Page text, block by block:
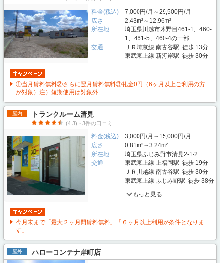
料金(税込)
7,000円/月～29,500円/月
広さ
2.43m²～12.96m²
所在地
埼玉県川越市木野目461-1、460-
1、461-5、460-4の一部
交通
ＪＲ埼京線 南古谷駅 徒歩 13分
東武東上線 新河岸駅 徒歩 30分
①当月賃料無料②さらに翌月賃料無料③礼金0円（6ヶ月以上ご利用の方
が対象）注）短期使用は対象外
屋内 トランクルーム清見
(4.3)・3件の口コミ
料金(税込)
3,000円/月～15,000円/月
広さ
0.81m²～3.24m²
所在地
埼玉県ふじみ野市清見2-1-2
交通
東武東上線 上福岡駅 徒歩 19分
ＪＲ川越線 南古谷駅 徒歩 30分
東武東上線 ふじみ野駅 徒歩 38分
もっと見る
今月末まで「最大２ヶ月間賃料無料」「６ヶ月以上利用が条件となりま
す」
屋外 ハローコンテナ岸町店